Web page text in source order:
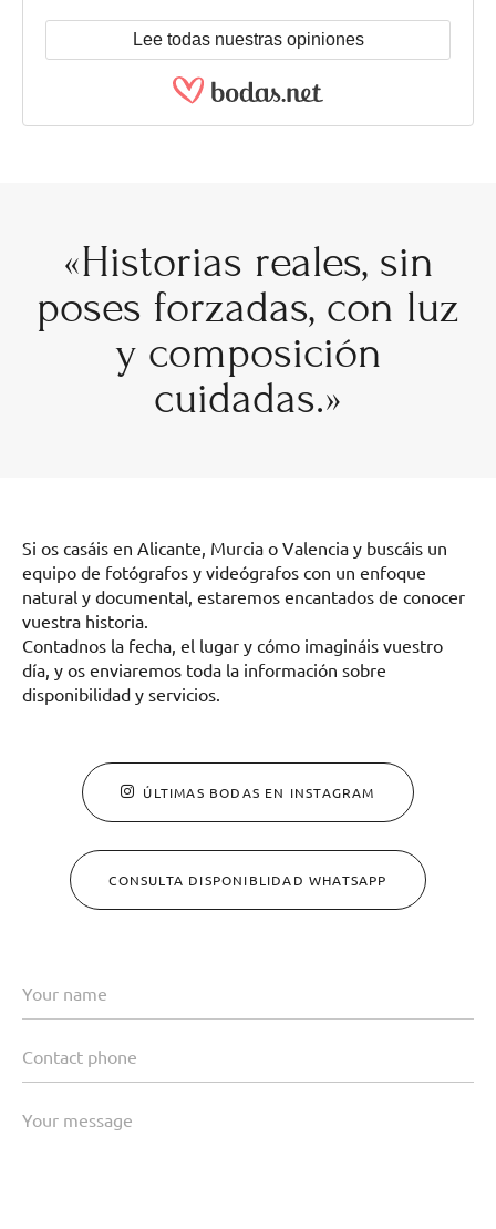
Lee todas nuestras opiniones
«Historias reales, sin
poses forzadas, con luz
y composición
cuidadas.»
Si os casáis en Alicante, Murcia o Valencia y buscáis un
equipo de fotógrafos y videógrafos con un enfoque
natural y documental, estaremos encantados de conocer
vuestra historia.
Contadnos la fecha, el lugar y cómo imagináis vuestro
día, y os enviaremos toda la información sobre
disponibilidad y servicios.
ÚLTIMAS BODAS EN INSTAGRAM
CONSULTA DISPONIBLIDAD WHATSAPP